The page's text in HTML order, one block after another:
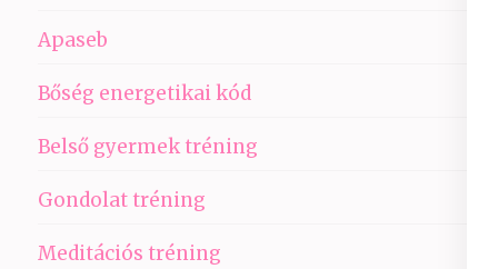
Apaseb
Bőség energetikai kód
Belső gyermek tréning
Gondolat tréning
Meditációs tréning